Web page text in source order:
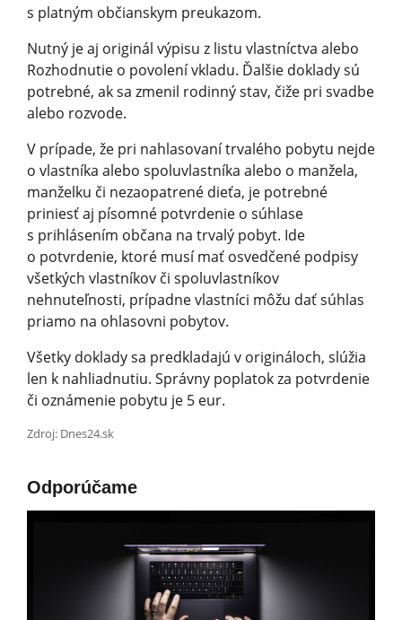
s platným občianskym preukazom.
Nutný je aj originál výpisu z listu vlastníctva alebo
Rozhodnutie o povolení vkladu. Ďalšie doklady sú
potrebné, ak sa zmenil rodinný stav, čiže pri svadbe
alebo rozvode.
V prípade, že pri nahlasovaní trvalého pobytu nejde
o vlastníka alebo spoluvlastníka alebo o manžela,
manželku či nezaopatrené dieťa, je potrebné
priniesť aj písomné potvrdenie o súhlase
s prihlásením občana na trvalý pobyt. Ide
o potvrdenie, ktoré musí mať osvedčené podpisy
všetkých vlastníkov či spoluvlastníkov
nehnuteľnosti, prípadne vlastníci môžu dať súhlas
priamo na ohlasovni pobytov.
Všetky doklady sa predkladajú v origináloch, slúžia
len k nahliadnutiu. Správny poplatok za potvrdenie
či oznámenie pobytu je 5 eur.
Zdroj: Dnes24.sk
Odporúčame